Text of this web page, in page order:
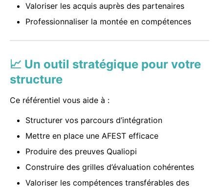
Valoriser les acquis auprès des partenaires
Professionnaliser la montée en compétences
📈 Un outil stratégique pour votre
structure
Ce référentiel vous aide à :
Structurer vos parcours d’intégration
Mettre en place une AFEST efficace
Produire des preuves Qualiopi
Construire des grilles d’évaluation cohérentes
Valoriser les compétences transférables des